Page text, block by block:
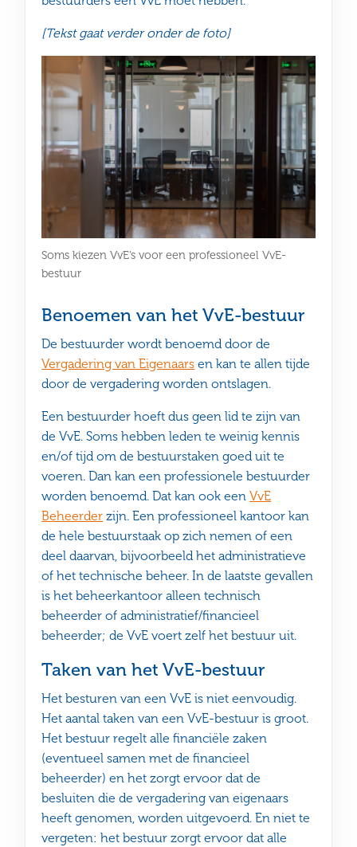
[Tekst gaat verder onder de foto]
Soms kiezen VvE’s voor een professioneel VvE-
bestuur
Benoemen van het VvE-bestuur
De bestuurder wordt benoemd door de
Vergadering van Eigenaars en kan te allen tijde
door de vergadering worden ontslagen.
Een bestuurder hoeft dus geen lid te zijn van
de VvE. Soms hebben leden te weinig kennis
en/of tijd om de bestuurstaken goed uit te
voeren. Dan kan een professionele bestuurder
worden benoemd. Dat kan ook eenVvE
Beheerder zijn. Een professioneel kantoor kan
de hele bestuurstaak op zich nemen of een
deel daarvan, bijvoorbeeld het administratieve
of het technische beheer. In de laatste gevallen
is het beheerkantoor alleen technisch
beheerder of administratief/financieel
beheerder; de VvE voert zelf het bestuur uit.
Taken van het VvE-bestuur
Het besturen van een VvE is niet eenvoudig.
Het aantal taken van een VvE-bestuur is groot.
Het bestuur regelt alle financiële zaken
(eventueel samen met de financieel
beheerder) en het zorgt ervoor dat de
besluiten die de vergadering van eigenaars
heeft genomen, worden uitgevoerd. En niet te
vergeten: het bestuur zorgt ervoor dat alle